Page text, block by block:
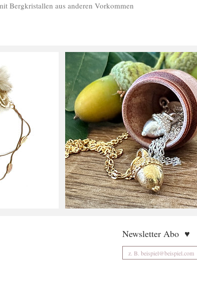
Bergkristallen aus anderen Vorkommen
Newsletter Abo ♥